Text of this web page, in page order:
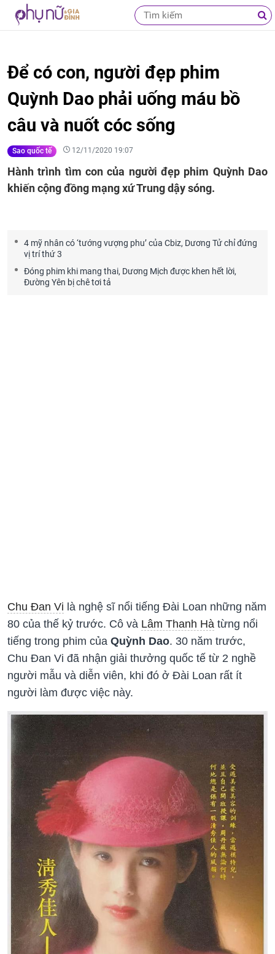
Để có con, người đẹp phim
Quỳnh Dao phải uống máu bồ
câu và nuốt cóc sống
Sao quốc tế 12/11/2020 19:07
Hành trình tìm con của người đẹp phim Quỳnh Dao
khiến cộng đồng mạng xứ Trung dậy sóng.
4 mỹ nhân có ‘tướng vượng phu’ của Cbiz, Dương Tử chỉ đứng
vị trí thứ 3
Đóng phim khi mang thai, Dương Mịch được khen hết lời,
Đường Yên bị chê tơi tả
Chu Đan Vi là nghệ sĩ nổi tiếng Đài Loan những năm
80 của thế kỷ trước. Cô và Lâm Thanh Hà từng nổi
tiếng trong phim của Quỳnh Dao. 30 năm trước,
Chu Đan Vi đã nhận giải thưởng quốc tế từ 2 nghề
người mẫu và diễn viên, khi đó ở Đài Loan rất ít
người làm được việc này.